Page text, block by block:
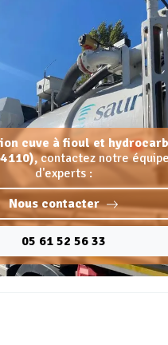
cuve à fioul et
contactez notre équipe
d'experts :
Nous contacter
05 61 52 56 33